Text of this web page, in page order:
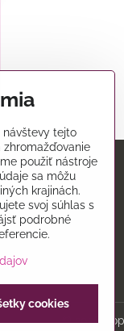
©2026
návštevy tejto
použiť nástroje
sa môžu
krajinách.
svoj súhlas s
podrobné
cookies